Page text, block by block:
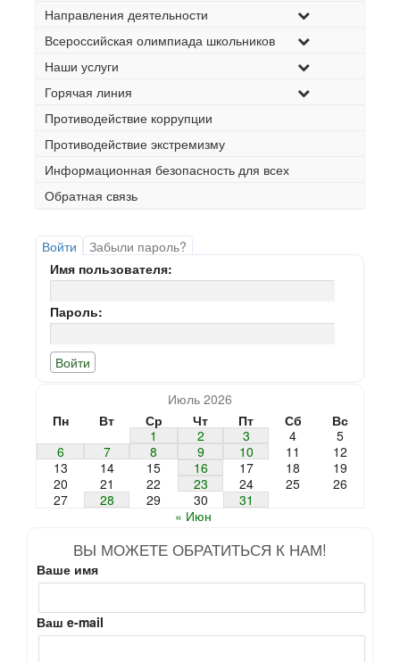
Направления деятельности
Всероссийская олимпиада школьников
Наши услуги
Горячая линия
Противодействие коррупции
Противодействие экстремизму
Информационная безопасность для всех
Обратная связь
Войти
Забыли пароль?
Имя пользователя:
Пароль:
Июль 2026
Пн
Вт Ср Чт Пт Сб
Вс
1
2 3 4
5
6
7 8 9 10 11
12
13
14 15 16 17 18
19
20
21 22 23 24 25
26
27
28 29 30
31
« Июн
ВЫ МОЖЕТЕ ОБРАТИТЬСЯ К НАМ!
Ваше имя
Ваш e-mail